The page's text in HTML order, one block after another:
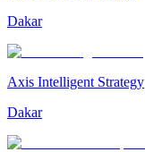
Dakar
Axis Intelligent Strategy
Dakar